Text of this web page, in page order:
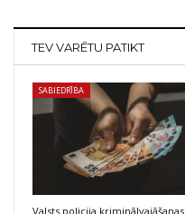
TEV VARĒTU PATIKT
SABIEDRĪBA
Valsts policija kriminālvajāšanas